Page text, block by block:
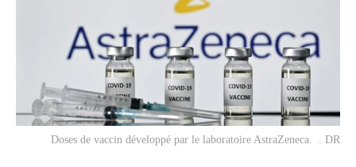
Doses de vaccin développé par le laboratoire AstraZeneca. . DR